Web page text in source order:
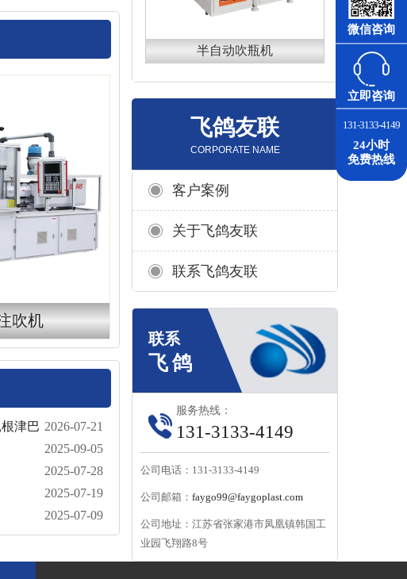
吹机
2026-07-21
津巴
2025-09-05
2025-07-28
2025-07-19
2025-07-09
半自动吹瓶机
飞鸽友联
CORPORATE NAME
客户案例
关于飞鸽友联
联系飞鸽友联
服务热线：
131-3133-4149
公司电话：131-3133-4149
公司邮箱： faygo99@faygoplast.com
公司地址：江苏省张家港市凤凰镇韩国工
业园飞翔路8号
微信咨询
立即咨询
131-3133-4149
24小时
免费热线